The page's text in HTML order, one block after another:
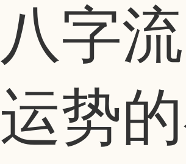
八字
运势